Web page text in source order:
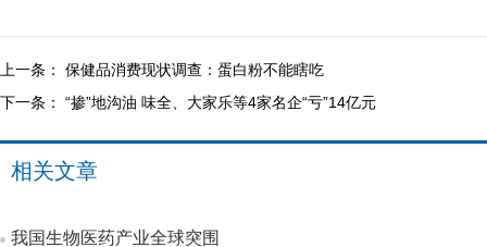
上一条： 保健品消费现状调查：蛋白粉不能瞎吃
下一条： “掺”地沟油 味全、大家乐等4家名企“亏”14亿元
相关文章
我国生物医药产业全球突围